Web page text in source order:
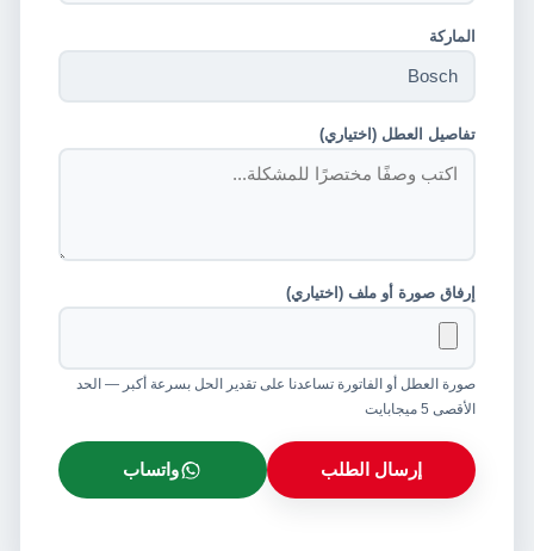
الماركة
تفاصيل العطل (اختياري)
إرفاق صورة أو ملف (اختياري)
صورة العطل أو الفاتورة تساعدنا على تقدير الحل بسرعة أكبر — الحد
الأقصى 5 ميجابايت
إرسال الطلب واتساب